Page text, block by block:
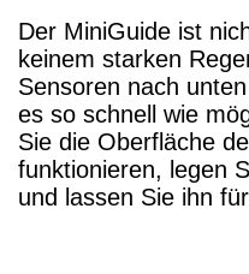
Der MiniGuide ist
keinem starken
Sensoren nach
es so schnell wie
Sie die Oberfläche
funktionieren, legen
und lassen Sie ihn